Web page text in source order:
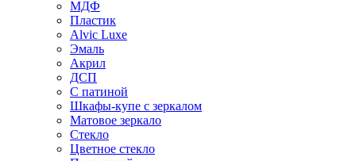
МДФ
Пластик
Alvic Luxe
Эмаль
Акрил
ДСП
С патиной
Шкафы-купе с зеркалом
Матовое зеркало
Стекло
Цветное стекло